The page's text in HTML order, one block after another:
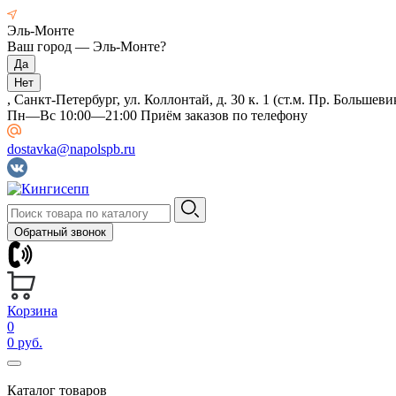
Эль-Монте
Ваш город — Эль-Монте?
, Санкт-Петербург, ул. Коллонтай, д. 30 к. 1 (ст.м. Пр.
Пн—Вс 10:00—21:00 Приём заказов по телефону
dostavka@napolspb.ru
Обратный звонок
Корзина
0
0 руб.
Каталог товаров